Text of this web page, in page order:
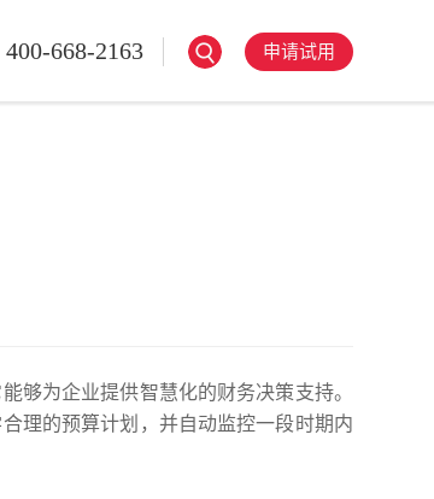
400-668-2163 申请试用
够为企业提供智慧化的财务决策支持。
理的预算计划，并自动监控一段时期内